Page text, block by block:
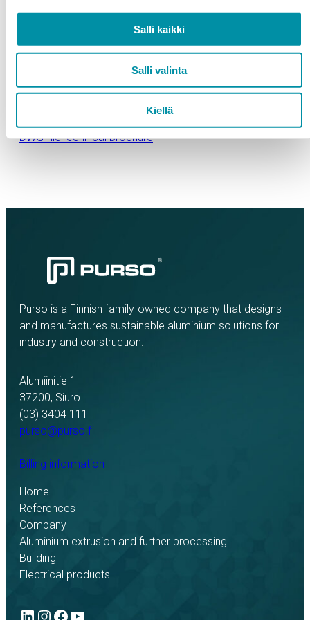
Salli kaikki
Salli valinta
Kiellä
classes C4–C5-M)
Can be manufactured from 100% recycled Purso
Greenline aluminium billet
Example applications facades and cladding for
DWG fileTechnical brochure
Purso is a Finnish family-owned company that designs
and manufactures sustainable aluminium solutions for
industry and construction.
Alumiinitie 1
37200, Siuro
(03) 3404 111
purso@purso.fi
Billing information
Home
References
Company
Aluminium extrusion and further processing
Building
Electrical products